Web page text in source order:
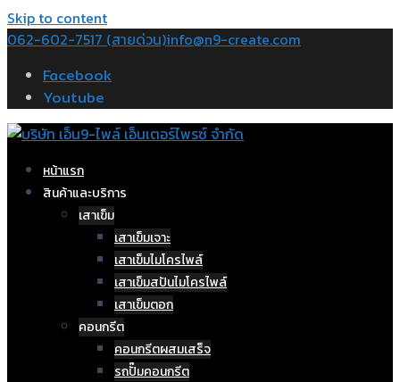
Skip to content
062-602-7517 (สายด่วน)info@n9-create.com
Facebook
Youtube
หน้าแรก
สินค้าและบริการ
เสาเข็ม
เสาเข็มเจาะ
เสาเข็มไมโครไพล์
เสาเข็มสปันไมโครไพล์
เสาเข็มตอก
คอนกรีต
คอนกรีตผสมเสร็จ
รถปั๊มคอนกรีต